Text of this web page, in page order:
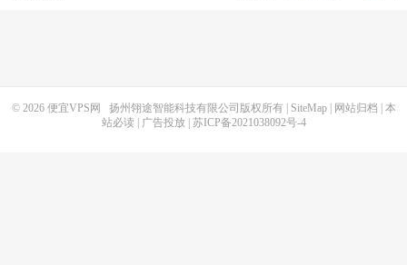
© 2026 便宜VPS网 扬州翎途智能科技有限公司版权所有 | SiteMap| 网站归档
本
站必读
广告投放| 苏ICP备2021038092号-4